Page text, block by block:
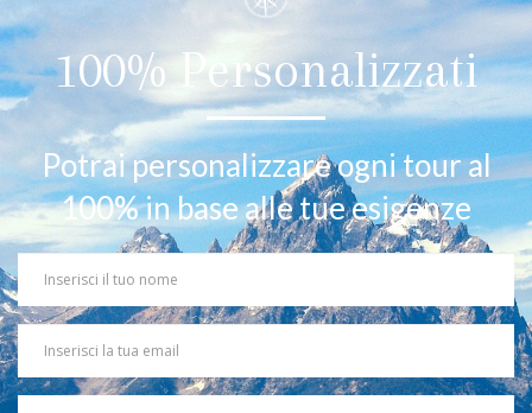
100% Personalizzati
Potrai personalizzare ogni tour al
100% in base alle tue esigenze
Name
Your
Email